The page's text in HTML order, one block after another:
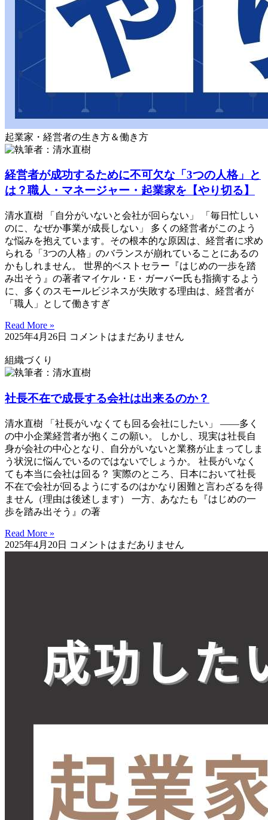
起業家・経営者の生き方＆働き方
経営者が成功するために不可欠な「3つの人格」と
は？職人・マネージャー・起業家を【やり切る】
清水直樹 「自分がいないと会社が回らない」 「毎日忙しい
のに、なぜか事業が成長しない」 多くの経営者がこのよう
な悩みを抱えています。その根本的な原因は、経営者に求め
られる「3つの人格」のバランスが崩れていることにあるの
かもしれません。 世界的ベストセラー『はじめの一歩を踏
み出そう』の著者マイケル・E・ガーバー氏も指摘するよう
に、多くのスモールビジネスが失敗する理由は、経営者が
「職人」として働きすぎ
Read More »
2025年4月26日 コメントはまだありません
組織づくり
社長不在で成長する会社は出来るのか？
清水直樹 「社長がいなくても回る会社にしたい」 ——多く
の中小企業経営者が抱くこの願い。 しかし、現実は社長自
身が会社の中心となり、自分がいないと業務が止まってしま
う状況に悩んでいるのではないでしょうか。 社長がいなく
ても本当に会社は回る？ 実際のところ、日本において社長
不在で会社が回るようにするのはかなり困難と言わざるを得
ません（理由は後述します） 一方、あなたも『はじめの一
歩を踏み出そう』の著
Read More »
2025年4月20日 コメントはまだありません